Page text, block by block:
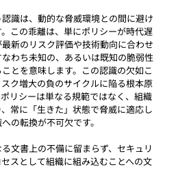
識は、動的な脅威環境との間に避け
この乖離は、単にポリシーが時代遅
新のリスク評価や技術動向に合わせ
わち未知の、あるいは既知の脆弱性
とを意味します。この認識の欠如こ
ク増大の負のサイクルに陥る根本原
リシーは単なる規範ではなく、組織
常に「生きた」状態で脅威に適応し
の転換が不可欠です。
文書上の不備に留まらず、セキュリ
スとして組織に組み込むことへの文